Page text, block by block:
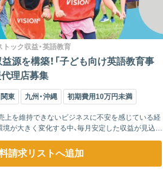
トック収益・英語教育
源を構築！「子ども向け英語教育事
理店募集
関東 九州・沖縄 初期費用10万円未満
上を維持できないビジネスに不安を感じている経
が大きく変化する中、毎月安定した収益が見込め
る事業を持つことは、企業経営において大きな強みとなります。 この教育事業...
請求リストへ追加